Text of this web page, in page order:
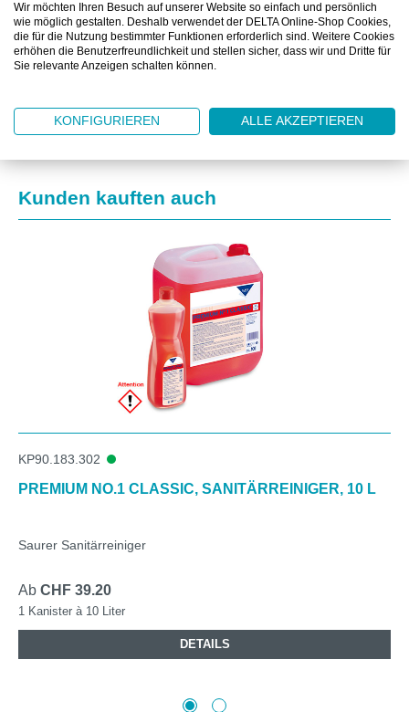
ZUSATZINFORMATIONEN
Produktgalerie überspringen
Kunden kauften auch
KP90.183.302
PREMIUM NO.1 CLASSIC, SANITÄRREINIGER, 10 L
Saurer Sanitärreiniger
Ab CHF 39.20
1 Kanister à 10 Liter
DETAILS
Wir möchten Ihren Besuch auf unserer Website so einfach und persönlich
wie möglich gestalten. Deshalb verwendet der DELTA Online-Shop Cookies,
die für die Nutzung bestimmter Funktionen erforderlich sind. Weitere Cookies
erhöhen die Benutzerfreundlichkeit und stellen sicher, dass wir und Dritte für
Sie relevante Anzeigen schalten können.
KONFIGURIEREN ALLE AKZEPTIEREN